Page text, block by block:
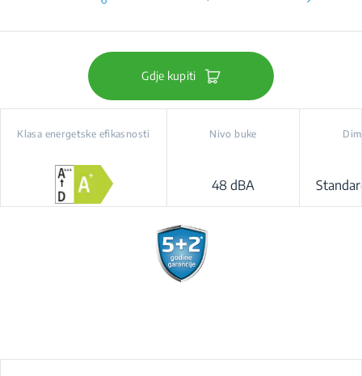
Gdje kupiti
Klasa energetske efikasnosti Nivo buke
48 dBA